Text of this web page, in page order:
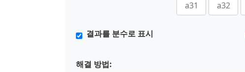
결과를 분수로 표시
해결 방법: